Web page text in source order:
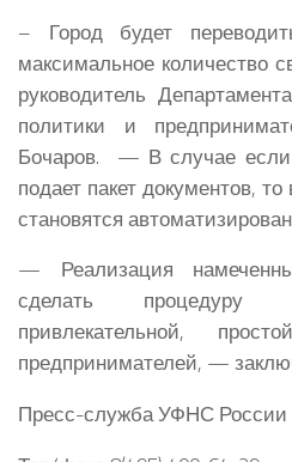
– Город будет
максимальное количество
руководитель
политики и
Бочаров. — В случае если
подает пакет документов,
становятся
— Реализация
сделать процедуру
привлекательной,
предпринимателей, —
Пресс-служба УФНС России